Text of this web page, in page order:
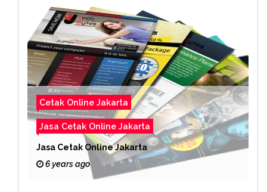
Cetak Online Jakarta
Jasa Cetak Online Jakarta
Jasa Cetak Online Jakarta
6 years ago